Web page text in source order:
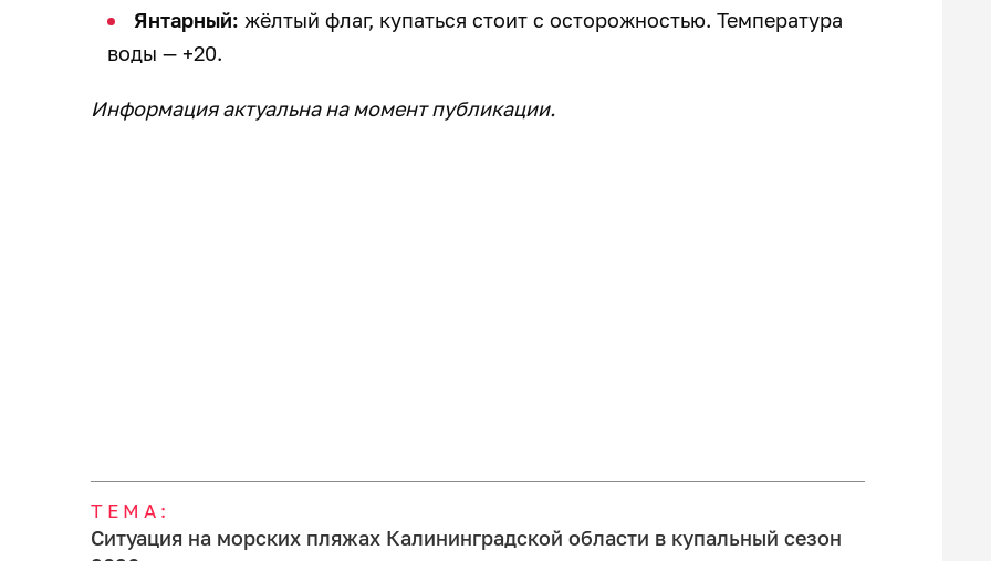
Янтарный: жёлтый флаг, купаться стоит с осторожностью. Температура
воды — +20.
Информация актуальна на момент публикации.
ТЕМА:
Ситуация на морских пляжах Калининградской области в купальный сезон